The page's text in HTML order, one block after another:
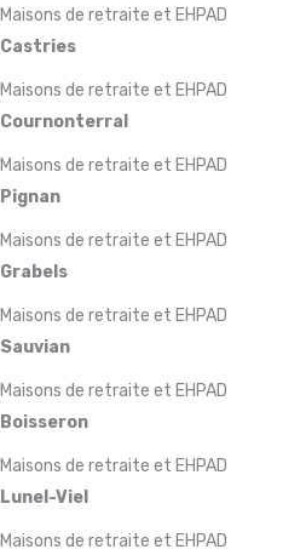
Maisons de retraite et EHPAD
Castries
Maisons de retraite et EHPAD
Cournonterral
Maisons de retraite et EHPAD
Pignan
Maisons de retraite et EHPAD
Grabels
Maisons de retraite et EHPAD
Sauvian
Maisons de retraite et EHPAD
Boisseron
Maisons de retraite et EHPAD
Lunel-Viel
Maisons de retraite et EHPAD